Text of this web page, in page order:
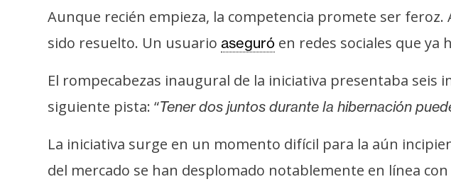
Aunque recién empieza, la competencia promete ser
sido resuelto. Un usuario aseguró en redes sociales que ya
El rompecabezas inaugural de la iniciativa presentaba seis
siguiente pista: “Tener dos juntos durante la hibernación
La iniciativa surge en un momento difícil para la aún
del mercado se han desplomado notablemente en línea